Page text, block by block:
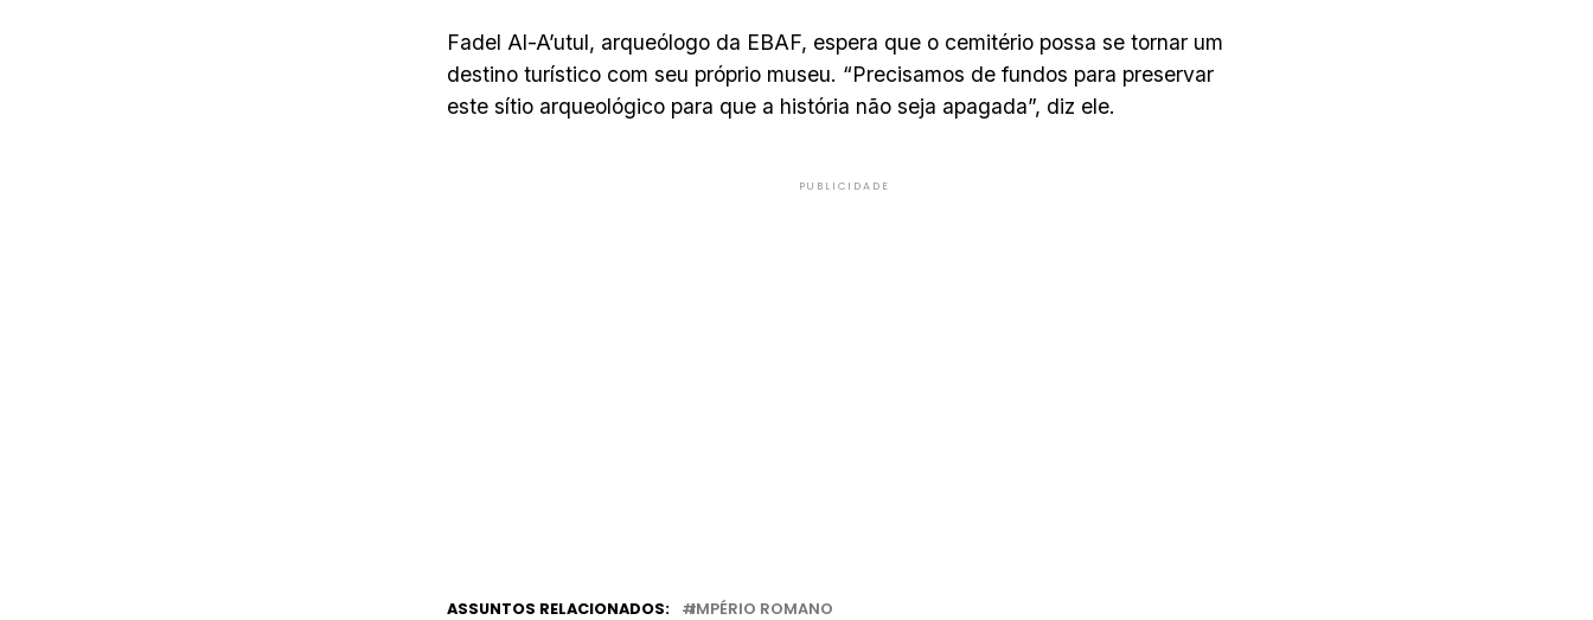
Fadel Al-A’utul, arqueólogo da EBAF, espera que o cemitério possa se tornar um
destino turístico com seu próprio museu. “Precisamos de fundos para preservar
este sítio arqueológico para que a história não seja apagada”, diz ele.
PUBLICIDADE
ASSUNTOS RELACIONADOS: IMPÉRIO ROMANO